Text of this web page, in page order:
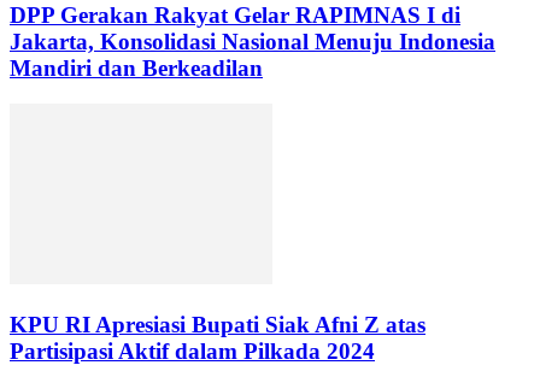
DPP Gerakan Rakyat Gelar RAPIMNAS I di
Jakarta, Konsolidasi Nasional Menuju Indonesia
Mandiri dan Berkeadilan
KPU RI Apresiasi Bupati Siak Afni Z atas
Partisipasi Aktif dalam Pilkada 2024